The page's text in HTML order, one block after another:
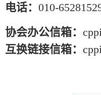
电话： 010-
协会办公信箱：
互换链接信箱：